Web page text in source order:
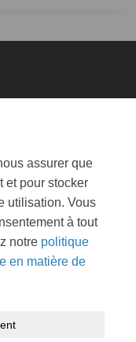
assurer que
et pour stocker
utilisation. Vous
à tout
notre politique
en matière de
site